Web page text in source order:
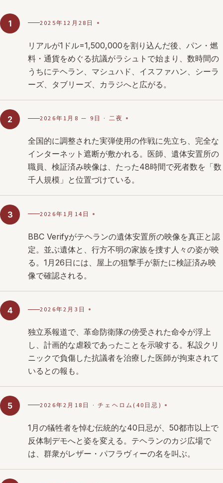
1 2025年12月28日
リアルが1ドル=1,500,000を割り込んだ後、パン・燃
料・通貨をめぐる抗議がラシュトで始まり、数時間の
うちにテヘラン、マシュハド、イスファハン、シーラ
ーズ、タブリーズ、カラジへと広がる。
2 2026年1月8 — 9日 · 二夜
全国的に調整された実弾使用の作戦に先立ち、完全な
インターネット遮断が敷かれる。医師、遺体安置所の
職員、検証済み映像は、たった48時間で死者数を「数
千人規模」と位置づけている。
3 2026年1月14日
BBC Verifyがテヘランの遺体安置所の映像を真正と認
定。並ぶ遺体と、行方不明の家族を捜す人々の姿が映
る。1月26日には、屋上の狙撃手が新たに検証済み映
像で確認される。
4 2026年2月3日
独立系報道で、革命防衛隊の傍受された命令が浮上
し、計画的な虐殺であったことを示唆する。私設クリ
ニックで負傷した抗議者を治療した医師が拘束されて
いるとの報も。
5 2026年2月18日 · チェヘロム(40日忌)
1月の犠牲者を悼む伝統的な40日忌が、50都市以上で
反体制デモへと姿を変える。テヘランのカジ広場で
は、群衆がレザー・パフラヴィーの名を叫ぶ。